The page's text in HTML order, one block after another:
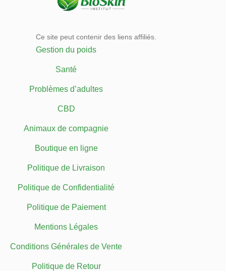
Ce site peut contenir des liens affiliés.
Gestion du poids
Santé
Problèmes d’adultes
CBD
Animaux de compagnie
Boutique en ligne
Politique de Livraison
Politique de Confidentialité
Politique de Paiement
Mentions Légales
Conditions Générales de Vente
Politique de Retour